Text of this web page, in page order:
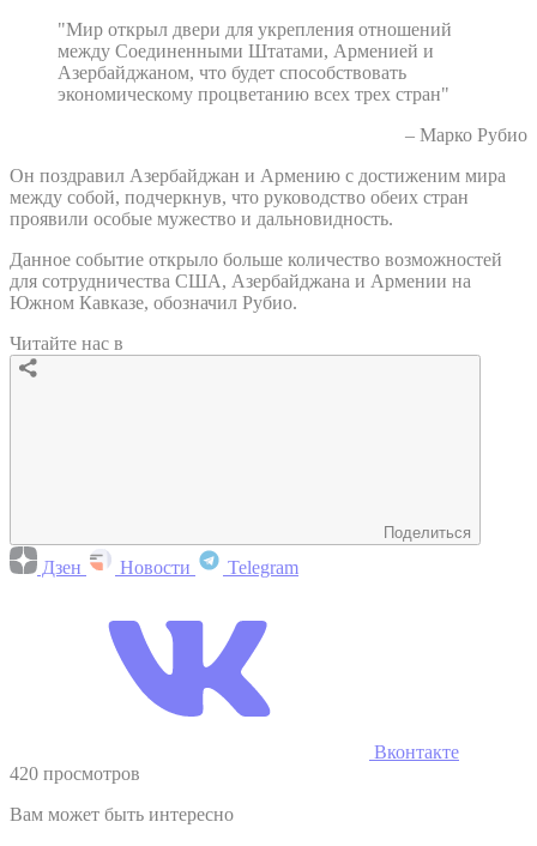
"Мир открыл двери для укрепления отношений
между Соединенными Штатами, Арменией и
Азербайджаном, что будет способствовать
экономическому процветанию всех трех стран"
– Марко Рубио
Он поздравил Азербайджан и Армению с достиженим мира
между собой, подчеркнув, что руководство обеих стран
проявили особые мужество и дальновидность.
Данное событие открыло больше количество возможностей
для сотрудничества США, Азербайджана и Армении на
Южном Кавказе, обозначил Рубио.
Читайте нас в
Поделиться
Дзен Новости Telegram
Вконтакте
420 просмотров
Вам может быть интересно